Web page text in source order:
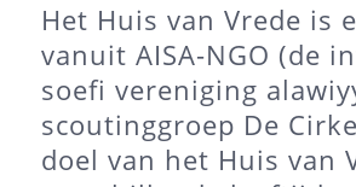
Het Huis van Vrede is
vanuit AISA-NGO (de
soefi vereniging
scoutinggroep De
doel van het Huis van